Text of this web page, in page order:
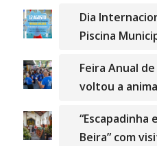
Dia
Piscina
Feira Anual
voltou a
“Escapadinha
Beira” com